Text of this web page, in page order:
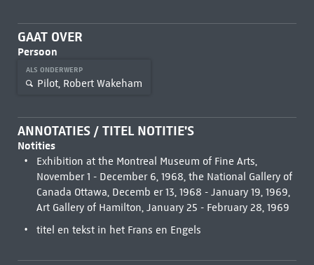
GAAT OVER
Persoon
ALS ONDERWERP
Pilot, Robert Wakeham
ANNOTATIES / TITEL NOTITIE'S
Notities
Exhibition at the Montreal Museum of Fine Arts,
November 1 - December 6, 1968, the National Gallery of
Canada Ottawa, Decemb er 13, 1968 - January 19, 1969,
Art Gallery of Hamilton, January 25 - February 28, 1969
titel en tekst in het Frans en Engels